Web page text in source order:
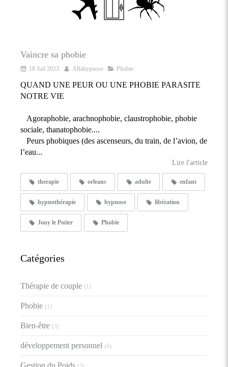
Vaincre sa phobie
18 Juil 2023 Alfahypnose Phobie
QUAND UNE PEUR OU UNE PHOBIE PARASITE
NOTRE VIE
Agoraphobie, arachnophobie, claustrophobie, phobie
sociale, thanatophobie....
Peurs phobiques (des ascenseurs, du train, de l’avion, de
l’eau...
Lire l'article
therapie orleans adulte enfant
hypnothérapie hypnose libération
Jouy le Potier Phobie
Catégories
Thérapie de couple (1)
Phobie (1)
Bien-être (3)
développement personnel (6)
Gestion du Poids